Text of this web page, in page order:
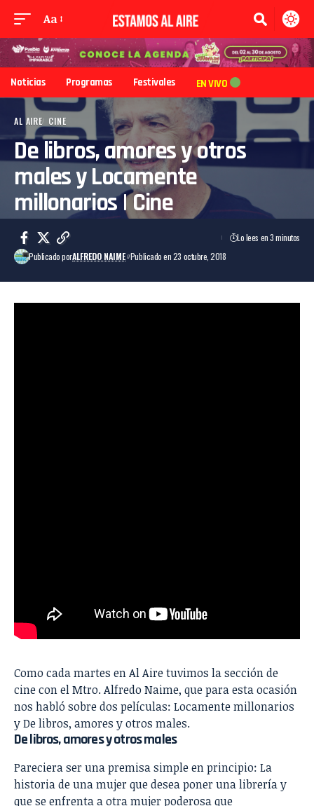
Aa
Noticias Programas Festivales EN VIVO
AL AIRE CINE
De libros, amores y otros
males y Locamente
millonarios | Cine
Publicado porALFREDO NAIME Publicado en 23 octubre, 2018
Lo lees en 3 minutos
Como cada martes en Al Aire tuvimos la sección de
cine con el Mtro. Alfredo Naime, que para esta ocasión
nos habló sobre dos películas: Locamente millonarios
y De libros, amores y otros males.
De libros, amores y otros males
Pareciera ser una premisa simple en principio: La
historia de una mujer que desea poner una librería y
que se enfrenta a otra mujer poderosa que